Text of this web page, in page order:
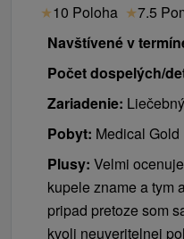
★10 Poloha ★7.5
Navštívené v
Počet dospelých/
Zariadenie:
Pobyt: Medical Gold
Plusy: Velmi
kupele zname a tym
pripad pretoze som
kvoli neuveritelnej